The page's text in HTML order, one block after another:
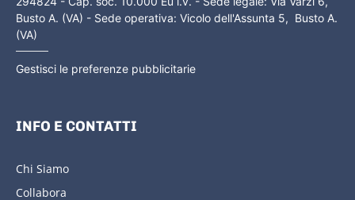
Busto A. (VA) - Sede operativa: Vicolo dell'Assunta 5, Busto A.
(VA)
Gestisci le preferenze pubblicitarie
INFO E CONTATTI
Chi Siamo
Collabora